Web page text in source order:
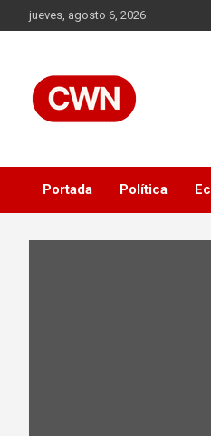
to
jueves, agosto 6, 2026
Portada Política